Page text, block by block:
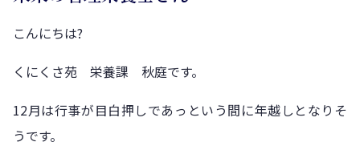
こんにちは?
くにくさ苑 栄養課 秋庭です。
12月は行事が目白押しであっという間に年越しとなりそ
うです。